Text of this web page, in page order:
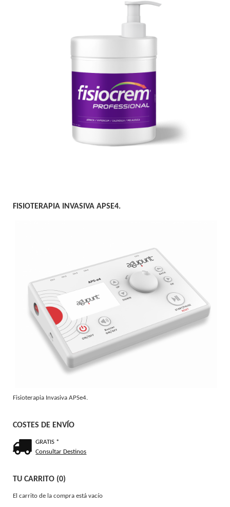
FISIOTERAPIA INVASIVA APSE4.
Fisioterapia Invasiva APSe4.
COSTES DE ENVÍO
GRATIS *
Consultar Destinos
TU CARRITO (0)
El carrito de la compra está vacío